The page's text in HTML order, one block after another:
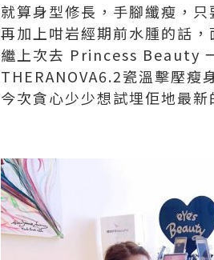
就算身型修長，手腳纖瘦，
再加上咁岩經期前水腫的話
繼上次去 Princess Beauty
THERANOVA6.2瓷溫擊壓瘦
今次貪心少少想試埋佢地最